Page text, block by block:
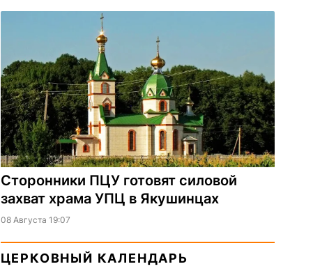
Сторонники ПЦУ готовят силовой
захват храма УПЦ в Якушинцах
08 Августа 19:07
ЦЕРКОВНЫЙ КАЛЕНДАРЬ